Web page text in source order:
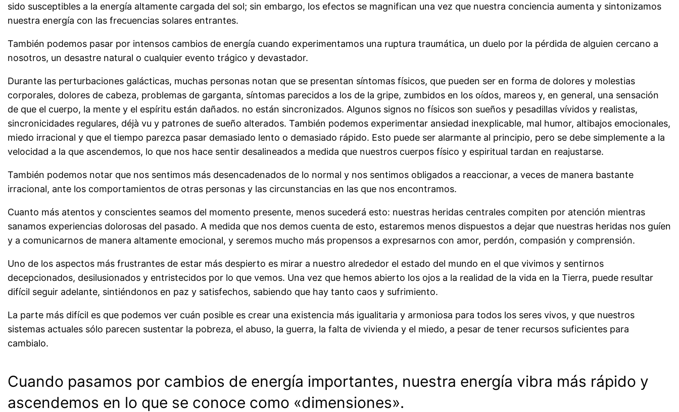
sido susceptibles a la energía altamente cargada del sol; sin embargo, los efectos se magnifican una vez que nuestra conciencia aumenta y sintonizamos
nuestra energía con las frecuencias solares entrantes.
También podemos pasar por intensos cambios de energía cuando experimentamos una ruptura traumática, un duelo por la pérdida de alguien cercano a
nosotros, un desastre natural o cualquier evento trágico y devastador.
Durante las perturbaciones galácticas, muchas personas notan que se presentan síntomas físicos, que pueden ser en forma de dolores y molestias
corporales, dolores de cabeza, problemas de garganta, síntomas parecidos a los de la gripe, zumbidos en los oídos, mareos y, en general, una sensación
de que el cuerpo, la mente y el espíritu están dañados. no están sincronizados. Algunos signos no físicos son sueños y pesadillas vívidos y realistas,
sincronicidades regulares, déjà vu y patrones de sueño alterados. También podemos experimentar ansiedad inexplicable, mal humor, altibajos emocionales,
miedo irracional y que el tiempo parezca pasar demasiado lento o demasiado rápido. Esto puede ser alarmante al principio, pero se debe simplemente a la
velocidad a la que ascendemos, lo que nos hace sentir desalineados a medida que nuestros cuerpos físico y espiritual tardan en reajustarse.
También podemos notar que nos sentimos más desencadenados de lo normal y nos sentimos obligados a reaccionar, a veces de manera bastante
irracional, ante los comportamientos de otras personas y las circunstancias en las que nos encontramos.
Cuanto más atentos y conscientes seamos del momento presente, menos sucederá esto: nuestras heridas centrales compiten por atención mientras
sanamos experiencias dolorosas del pasado. A medida que nos demos cuenta de esto, estaremos menos dispuestos a dejar que nuestras heridas nos guíen
y a comunicarnos de manera altamente emocional, y seremos mucho más propensos a expresarnos con amor, perdón, compasión y comprensión.
Uno de los aspectos más frustrantes de estar más despierto es mirar a nuestro alrededor el estado del mundo en el que vivimos y sentirnos
decepcionados, desilusionados y entristecidos por lo que vemos. Una vez que hemos abierto los ojos a la realidad de la vida en la Tierra, puede resultar
difícil seguir adelante, sintiéndonos en paz y satisfechos, sabiendo que hay tanto caos y sufrimiento.
La parte más difícil es que podemos ver cuán posible es crear una existencia más igualitaria y armoniosa para todos los seres vivos, y que nuestros
sistemas actuales sólo parecen sustentar la pobreza, el abuso, la guerra, la falta de vivienda y el miedo, a pesar de tener recursos suficientes para
cambialo.
Cuando pasamos por cambios de energía importantes, nuestra energía vibra más rápido y
ascendemos en lo que se conoce como «dimensiones».